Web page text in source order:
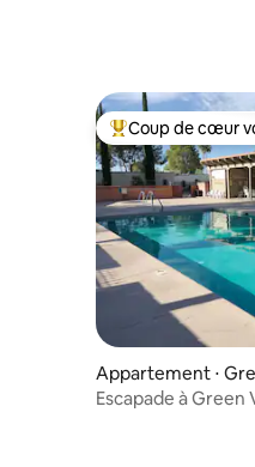
Coups de cœur
Coup de cœur
Appartement ⋅
Escapade à Green